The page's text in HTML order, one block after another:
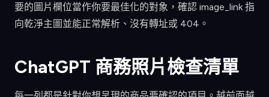
要的圖片欄位當作你要最佳化的對象，確認 image_link 指
向乾淨主圖並能正常解析、沒有轉址或 404。
ChatGPT 商務照片檢查清單